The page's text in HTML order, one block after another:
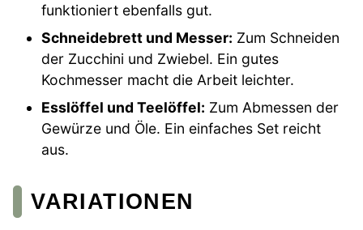
funktioniert ebenfalls gut.
Schneidebrett und Messer: Zum Schneiden
der Zucchini und Zwiebel. Ein gutes
Kochmesser macht die Arbeit leichter.
Esslöffel und Teelöffel: Zum Abmessen der
Gewürze und Öle. Ein einfaches Set reicht
aus.
VARIATIONEN